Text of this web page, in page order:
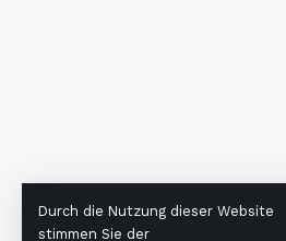
Durch die Nutzung dieser Website
stimmen Sie der